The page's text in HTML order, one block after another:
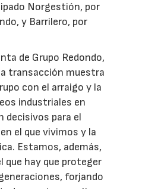
Norgestión, por
y Barrilero, por
de Grupo Redondo,
transacción muestra
con el arraigo y la
industriales en
decisivos para el
el que vivimos y la
Estamos, además,
que hay que proteger
forjando